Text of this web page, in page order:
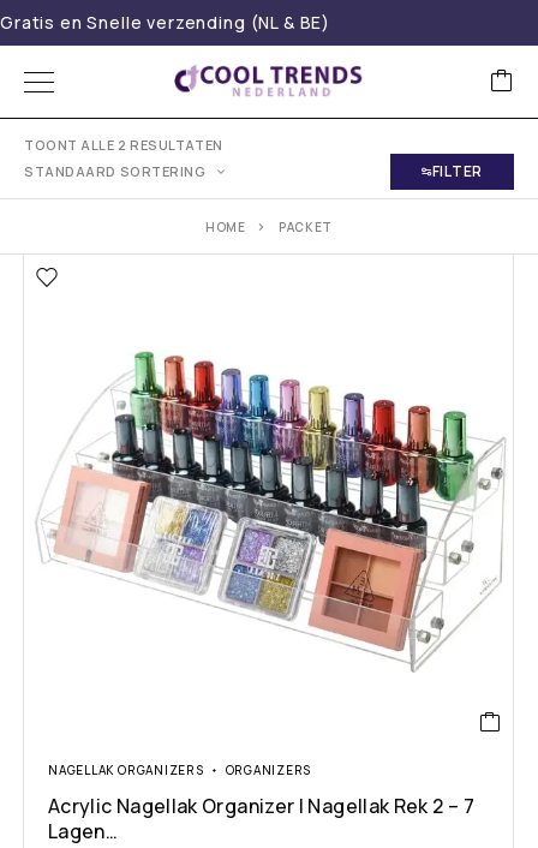
Gratis en Snelle verzending (NL & BE)
TOONT ALLE 2 RESULTATEN
STANDAARD SORTERING
FILTER
HOME PACKET
NAGELLAK ORGANIZERS ORGANIZERS
Acrylic Nagellak Organizer | Nagellak Rek 2 – 7
Lagen…